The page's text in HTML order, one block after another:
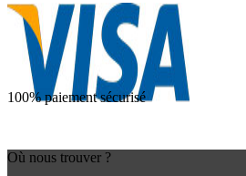
100% paiement sécurisé
Où nous trouver ?